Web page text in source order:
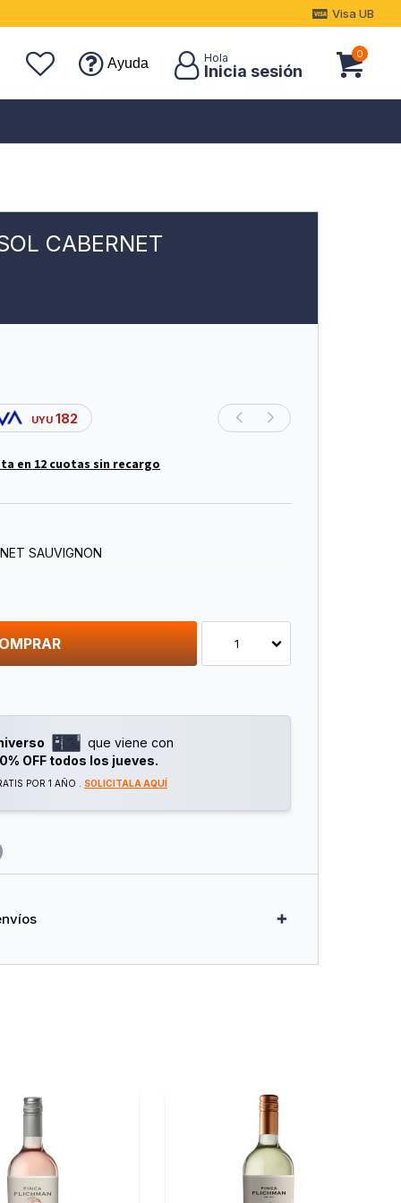
Ayuda
0
Visa UB
CABERNET
UYU 182
en 12 cuotas sin recargo
SAUVIGNON
1
que viene con
OFF todos los jueves.
POR 1 AÑO . SOLICITALA AQUÍ